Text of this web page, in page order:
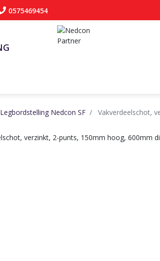
0575469454
Legbordstelling Nedcon SF Vakverdeelschot,